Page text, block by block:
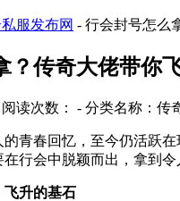
服发布网 - 行会封号怎么
？传奇大佬带你
读次数： - 分类名称：传
青春回忆，至今仍活跃
行会中脱颖而出，拿到
飞升的基石